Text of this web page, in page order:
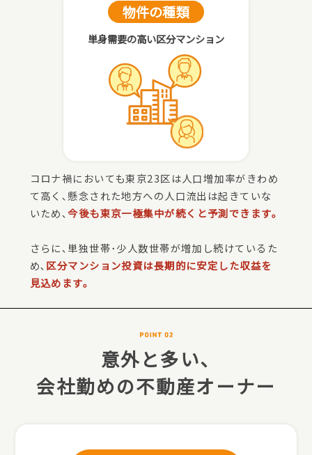
物件の種類
単身需要の高い区分マンション
コロナ禍においても東京23区は人口増加率がきわめ
て高く､懸念された地方への人口流出は起きていな
いため､今後も東京一極集中が続くと予測できます。
さらに､単独世帯･少人数世帯が増加し続けているた
め､ 区分マンション投資は長期的に安定した収益を
見込めます。
意外と多い､
会社勤めの不動産オーナー